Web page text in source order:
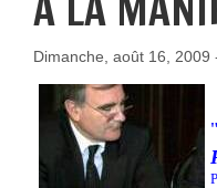
Dimanche, août 16, 2009
"